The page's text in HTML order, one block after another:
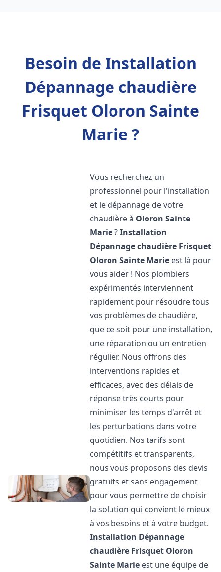
Besoin de Installation
Dépannage chaudière
Frisquet Oloron Sainte
Marie ?
Vous recherchez un
professionnel pour l'installation
et le dépannage de votre
chaudière à Oloron Sainte
Marie?Installation
Dépannage chaudière Frisquet
Oloron Sainte Marie est là pour
vous aider ! Nos plombiers
expérimentés interviennent
rapidement pour résoudre tous
vos problèmes de chaudière,
que ce soit pour une installation,
une réparation ou un entretien
régulier. Nous offrons des
interventions rapides et
efficaces, avec des délais de
réponse très courts pour
minimiser les temps d'arrêt et
les perturbations dans votre
quotidien. Nos tarifs sont
compétitifs et transparents,
nous vous proposons des devis
gratuits et sans engagement
pour vous permettre de choisir
la solution qui convient le mieux
à vos besoins et à votre budget.
Installation Dépannage
chaudière Frisquet Oloron
Sainte Marie est une équipe de